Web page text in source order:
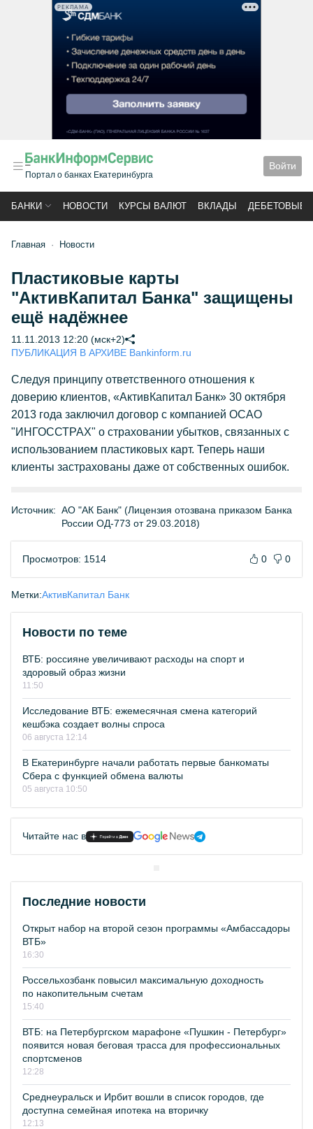
РЕКЛАМА
Портал о банках Екатеринбурга
Войти
БАНКИ НОВОСТИ КУРСЫ ВАЛЮТ ВКЛАДЫ ДЕБЕТОВЫЕ
Главная Новости
Пластиковые карты
"АктивКапитал Банка" защищены
ещё надёжнее
11.11.2013 12:20 (мск+2)
ПУБЛИКАЦИЯ В АРХИВЕ Bankinform.ru
Следуя принципу ответственного отношения к
доверию клиентов, «АктивКапитал Банк» 30 октября
2013 года заключил договор с компанией ОСАО
"ИНГОССТРАХ" о страховании убытков, связанных с
использованием пластиковых карт. Теперь наши
клиенты застрахованы даже от собственных ошибок.
Источник: АО "АК Банк" (Лицензия отозвана приказом Банка
России ОД-773 от 29.03.2018)
Просмотров: 1514 0 0
Метки:АктивКапитал Банк
Новости по теме
ВТБ: россияне увеличивают расходы на спорт и
здоровый образ жизни
11:50
Исследование ВТБ: ежемесячная смена категорий
кешбэка создает волны спроса
06 августа 12:14
В Екатеринбурге начали работать первые банкоматы
Сбера с функцией обмена валюты
05 августа 10:50
Читайте нас в
Последние новости
Открыт набор на второй сезон программы «Амбассадоры
ВТБ»
16:30
Россельхозбанк повысил максимальную доходность
по накопительным счетам
15:40
ВТБ: на Петербургском марафоне «Пушкин - Петербург»
появится новая беговая трасса для профессиональных
спортсменов
12:28
Среднеуральск и Ирбит вошли в список городов, где
доступна семейная ипотека на вторичку
12:13